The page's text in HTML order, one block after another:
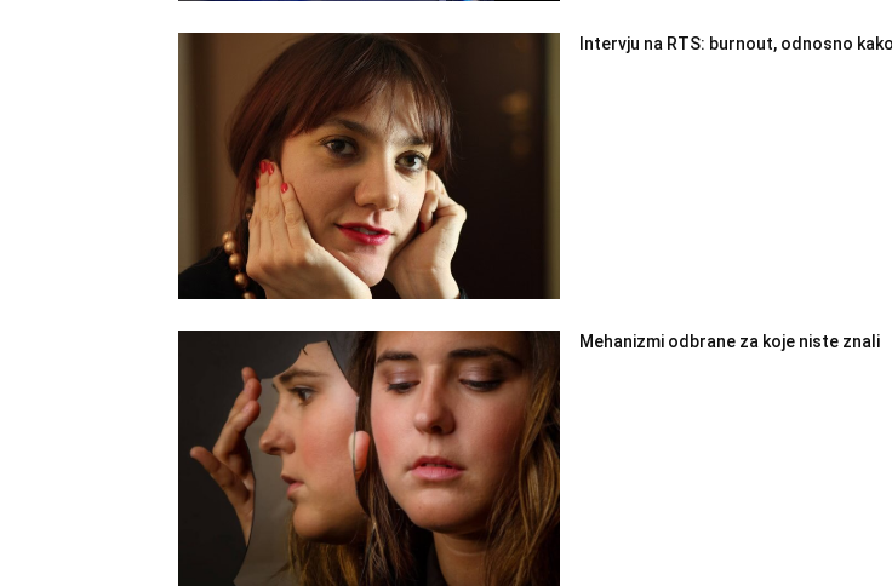
Intervju na RTS: burnout, odnosno
Mehanizmi odbrane za koje niste znali